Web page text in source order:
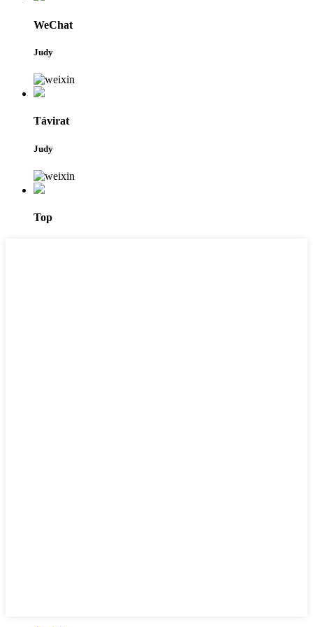
WeChat
Judy
Távirat
Judy
Top